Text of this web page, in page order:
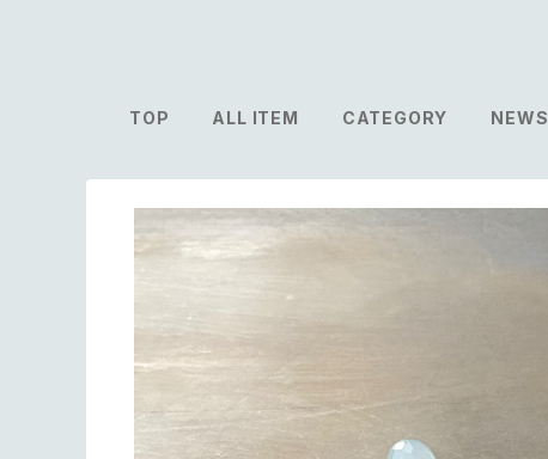
TOP ALL ITEM CATEGORY NEWS